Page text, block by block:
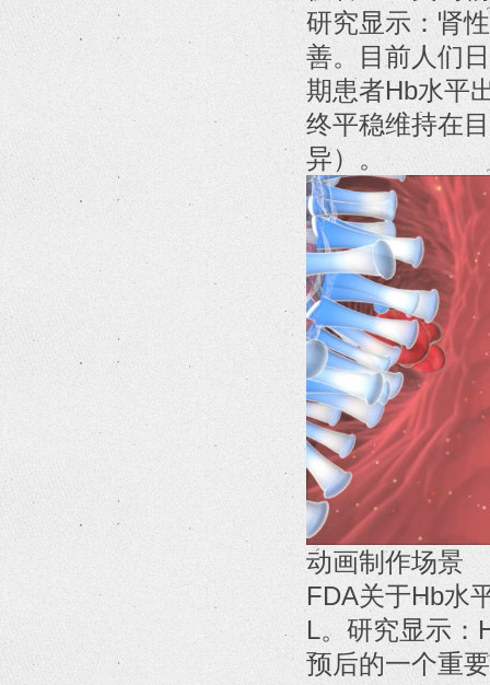
研究显示：肾
善。目前人们
期患者Hb水平
终平稳维持在
异）。
动画制作场景
FDA关于Hb水
L。研究显示：
预后的一个重